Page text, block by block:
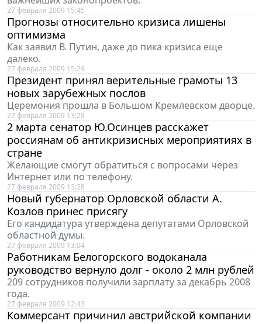
27 февраля 2009 15:45
Прогнозы относительно кризиса лишены
оптимизма
Как заявил В. Путин, даже до пика кризиса еще
далеко.
27 февраля 2009 15:29
Президент принял верительные грамоты 13
новых зарубежных послов
Церемония прошла в Большом Кремлевском дворце.
27 февраля 2009 13:28
2 марта сенатор Ю.Осинцев расскажет
россиянам об антикризисных мероприятиях в
стране
Желающие смогут обратиться с вопросами через
Интернет или по телефону.
27 февраля 2009 13:28
Новый губернатор Орловской области А.
Козлов принес присягу
Его кандидатура утверждена депутатами Орловской
областной думы.
27 февраля 2009 13:04
Работникам Белогорского водоканала
руководство вернуло долг - около 2 млн рублей
209 сотрудников получили зарплату за декабрь 2008
года.
27 февраля 2009 12:43
Коммерсант причинил австрийской компании